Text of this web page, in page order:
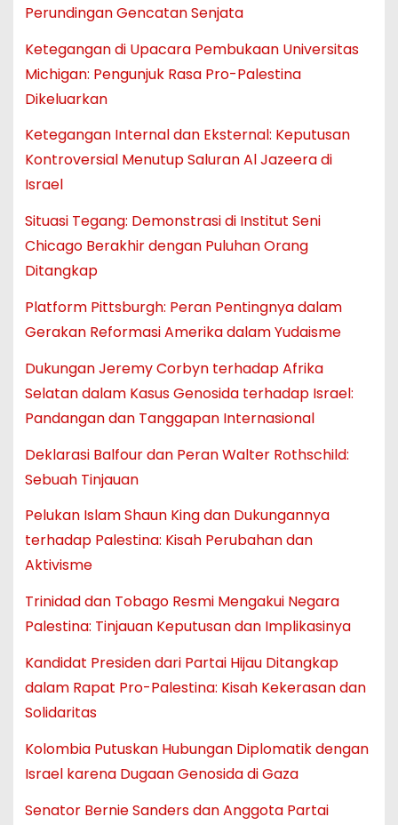
Perundingan Gencatan Senjata
Ketegangan di Upacara Pembukaan Universitas
Michigan: Pengunjuk Rasa Pro-Palestina
Dikeluarkan
Ketegangan Internal dan Eksternal: Keputusan
Kontroversial Menutup Saluran Al Jazeera di
Israel
Situasi Tegang: Demonstrasi di Institut Seni
Chicago Berakhir dengan Puluhan Orang
Ditangkap
Platform Pittsburgh: Peran Pentingnya dalam
Gerakan Reformasi Amerika dalam Yudaisme
Dukungan Jeremy Corbyn terhadap Afrika
Selatan dalam Kasus Genosida terhadap Israel:
Pandangan dan Tanggapan Internasional
Deklarasi Balfour dan Peran Walter Rothschild:
Sebuah Tinjauan
Pelukan Islam Shaun King dan Dukungannya
terhadap Palestina: Kisah Perubahan dan
Aktivisme
Trinidad dan Tobago Resmi Mengakui Negara
Palestina: Tinjauan Keputusan dan Implikasinya
Kandidat Presiden dari Partai Hijau Ditangkap
dalam Rapat Pro-Palestina: Kisah Kekerasan dan
Solidaritas
Kolombia Putuskan Hubungan Diplomatik dengan
Israel karena Dugaan Genosida di Gaza
Senator Bernie Sanders dan Anggota Partai